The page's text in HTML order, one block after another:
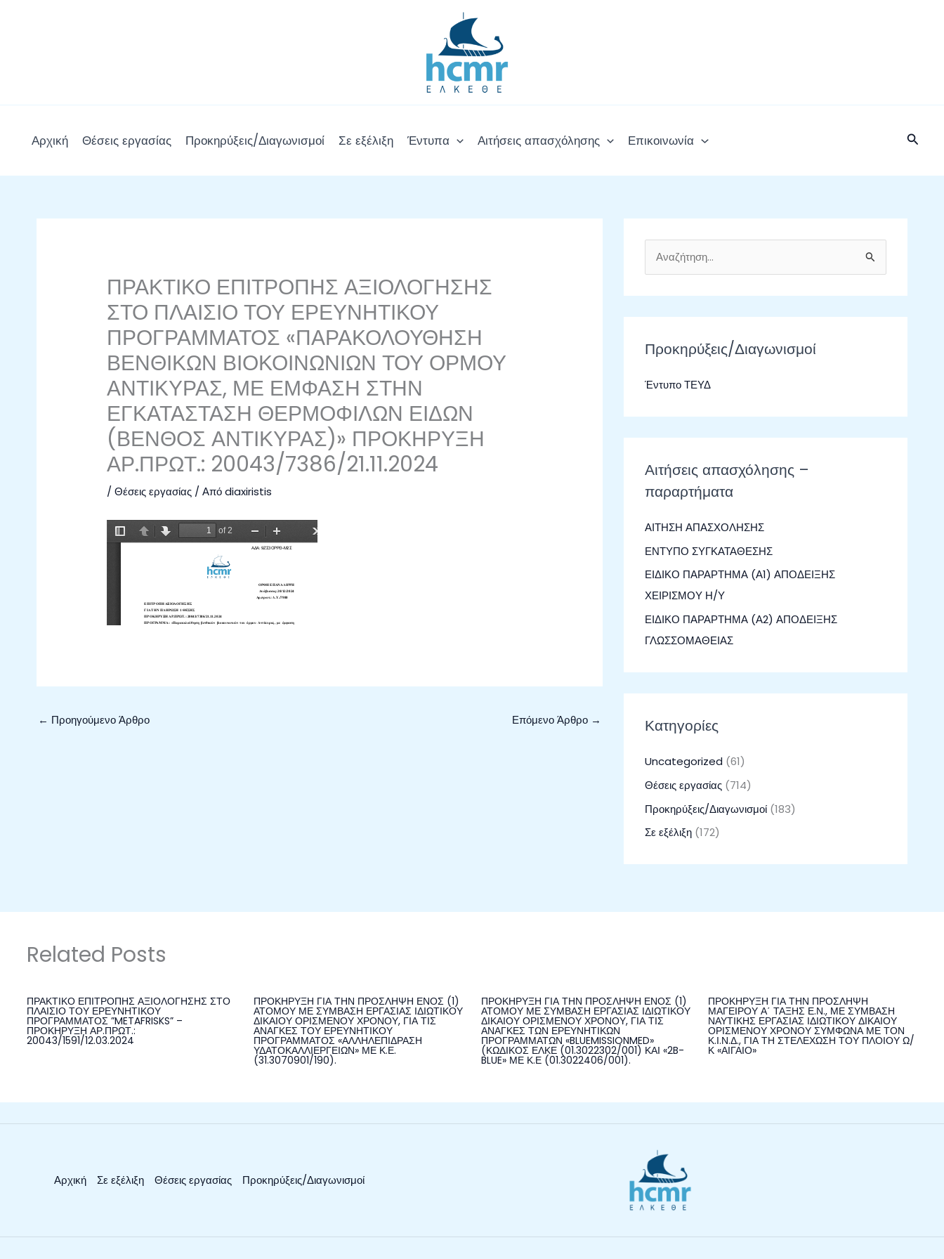
Αρχική Θέσεις εργασίας Προκηρύξεις/Διαγωνισμοί Σε εξέλιξη Έντυπα Αιτήσεις απασχόλησης Επικοινωνία
ΠΡΑΚΤΙΚΟ ΕΠΙΤΡΟΠΗΣ ΑΞΙΟΛΟΓΗΣΗΣ
ΣΤΟ ΠΛΑΙΣΙΟ ΤΟΥ ΕΡΕΥΝΗΤΙΚΟΥ
ΠΡΟΓΡΑΜΜΑΤΟΣ «ΠΑΡΑΚΟΛΟΥΘΗΣΗ
ΒΕΝΘΙΚΩΝ ΒΙΟΚΟΙΝΩΝΙΩΝ ΤΟΥ ΟΡΜΟΥ
ΑΝΤΙΚΥΡΑΣ, ΜΕ ΕΜΦΑΣΗ ΣΤΗΝ
ΕΓΚΑΤΑΣΤΑΣΗ ΘΕΡΜΟΦΙΛΩΝ ΕΙΔΩΝ
(ΒΕΝΘΟΣ ΑΝΤΙΚΥΡΑΣ)» ΠΡΟΚΗΡΥΞΗ
ΑΡ.ΠΡΩΤ.: 20043/7386/21.11.2024
/Θέσεις εργασίας / Απόdiaxiristis
← Προηγούμενο Άρθρο Επόμενο Άρθρο →
ν
α
ζ
ή
η
ι
α
Προκηρύξεις/Διαγωνισμοί
Έντυπο ΤΕΥΔ
Αιτήσεις απασχόλησης –
παραρτήματα
ΑΙΤΗΣΗ ΑΠΑΣΧΟΛΗΣΗΣ
ΕΝΤΥΠΟ ΣΥΓΚΑΤΑΘΕΣΗΣ
ΕΙΔΙΚΟ ΠΑΡΑΡΤΗΜΑ (Α1) ΑΠΟΔΕΙΞΗΣ
ΧΕΙΡΙΣΜΟΥ Η/Υ
ΕΙΔΙΚΟ ΠΑΡΑΡΤΗΜΑ (Α2) ΑΠΟΔΕΙΞΗΣ
ΓΛΩΣΣΟΜΑΘΕΙΑΣ
Κατηγορίες
Uncategorized (61)
Θέσεις εργασίας (714)
Προκηρύξεις/Διαγωνισμοί (183)
Σε εξέλιξη (172)
Related Posts
ΠΡΑΚΤΙΚΟ ΕΠΙΤΡΟΠΗΣ ΑΞΙΟΛΟΓΗΣΗΣ ΣΤΟ
ΠΛΑΙΣΙΟ ΤΟΥ ΕΡΕΥΝΗΤΙΚΟΥ
ΠΡΟΓΡΑΜΜΑΤΟΣ ”METAFRISKS” –
ΠΡΟΚΗΡΥΞΗ ΑΡ.ΠΡΩΤ.:
20043/1591/12.03.2024
ΠΡΟΚΗΡΥΞΗ ΓΙΑ ΤΗΝ ΠΡΟΣΛΗΨΗ ΕΝΟΣ (1)
ΑΤΟΜΟΥ ΜΕ ΣΥΜΒΑΣΗ ΕΡΓΑΣΙΑΣ ΙΔΙΩΤΙΚΟΥ
ΔΙΚΑΙΟΥ ΟΡΙΣΜΕΝΟΥ ΧΡΟΝΟΥ, ΓΙΑ ΤΙΣ
ΑΝΑΓΚΕΣ ΤΟΥ ΕΡΕΥΝΗΤΙΚΟΥ
ΠΡΟΓΡΑΜΜΑΤΟΣ «ΑΛΛΗΛΕΠΙΔΡΑΣΗ
ΥΔΑΤΟΚΑΛΛΙΕΡΓΕΙΩΝ» ΜΕ Κ.Ε.
(31.3070901/190).
ΠΡΟΚΗΡΥΞΗ ΓΙΑ ΤΗΝ ΠΡΟΣΛΗΨΗ ΕΝΟΣ (1)
ΑΤΟΜΟΥ ΜΕ ΣΥΜΒΑΣΗ ΕΡΓΑΣΙΑΣ ΙΔΙΩΤΙΚΟΥ
ΔΙΚΑΙΟΥ ΟΡΙΣΜΕΝΟΥ ΧΡΟΝΟΥ, ΓΙΑ ΤΙΣ
ΑΝΑΓΚΕΣ ΤΩΝ ΕΡΕΥΝΗΤΙΚΩΝ
ΠΡΟΓΡΑΜΜΑΤΩΝ «BLUEMISSIONMED»
(ΚΩΔΙΚΟΣ ΕΛΚΕ (01.3022302/001) ΚΑΙ «2B-
BLUE» ΜΕ Κ.Ε (01.3022406/001).
ΠΡΟΚΗΡΥΞΗ ΓΙΑ ΤΗΝ ΠΡΟΣΛΗΨΗ
ΜΑΓΕΙΡΟΥ Α΄ ΤΑΞΗΣ Ε.Ν., ΜΕ ΣΥΜΒΑΣΗ
ΝΑΥΤΙΚΗΣ ΕΡΓΑΣΙΑΣ ΙΔΙΩΤΙΚΟΥ ΔΙΚΑΙΟΥ
ΟΡΙΣΜΕΝΟΥ ΧΡΟΝΟΥ ΣΥΜΦΩΝΑ ΜΕ ΤΟΝ
Κ.Ι.Ν.Δ., ΓΙΑ ΤΗ ΣΤΕΛΕΧΩΣΗ ΤΟΥ ΠΛΟΙΟΥ Ω/
Κ «ΑΙΓΑΙΟ»
Αρχική Σε εξέλιξη Θέσεις εργασίας Προκηρύξεις/Διαγωνισμοί